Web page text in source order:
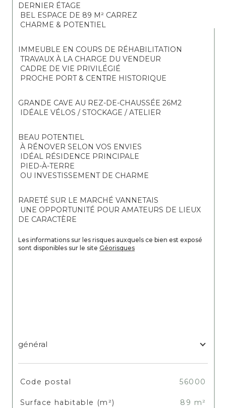
DERNIER ÉTAGE
BEL ESPACE DE 89 M² CARREZ
CHARME & POTENTIEL
IMMEUBLE EN COURS DE RÉHABILITATION
TRAVAUX À LA CHARGE DU VENDEUR
CADRE DE VIE PRIVILÉGIÉ
PROCHE PORT & CENTRE HISTORIQUE
GRANDE CAVE AU REZ-DE-CHAUSSÉE 26M2
IDÉALE VÉLOS / STOCKAGE / ATELIER
BEAU POTENTIEL
À RÉNOVER SELON VOS ENVIES
IDÉAL RÉSIDENCE PRINCIPALE
PIED-À-TERRE
OU INVESTISSEMENT DE CHARME
RARETÉ SUR LE MARCHÉ VANNETAIS
DE CARACTÈRE
Les informations sur les risques auxquels ce bien est exposé
sont disponibles sur le site Géorisques
général
TRAD_SIROCCO_Caracteristique
Code postal 56000
Surface habitable (m²) 89 m²